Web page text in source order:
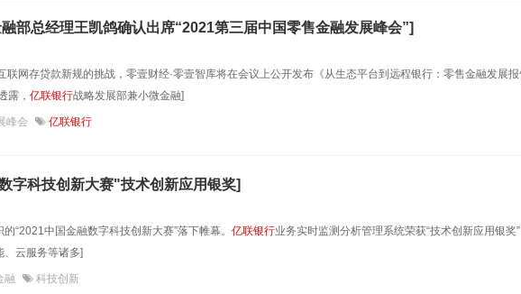
部总经理王凯鸽确认出席“2021第三届中国零售金融发展峰会”]
联网存贷款新规的挑战，零壹财经·零壹智库将在会议上公开发布《从生态平台到远程银行：零售金融发展
露， 亿联银行战略发展部兼小微金融]
峰会 亿联银行
字科技创新大赛"技术创新应用银奖]
“2021中国金融数字科技创新大赛”落下帷幕。 亿联银行业务实时监测分析管理系统荣获“技术创新应用银奖
、云服务等诸多]
融 科技创新